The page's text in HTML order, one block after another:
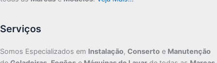
Serviços
Somos Especializados em Instalação, Conserto e Manutenção